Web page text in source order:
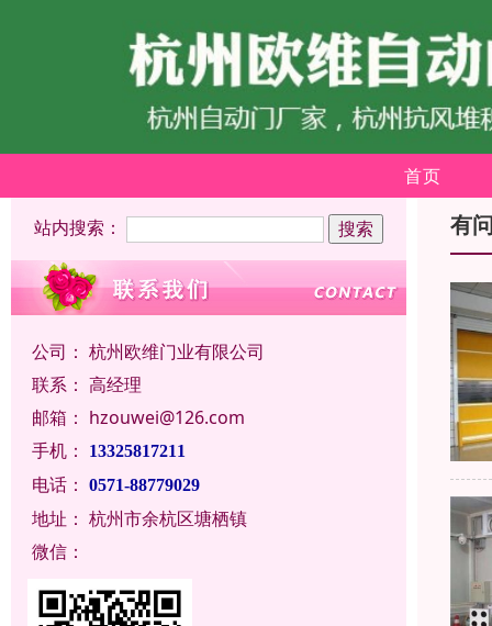
首页
站内搜索：
公司： 杭州欧维门业有限公司
联系： 高经理
邮箱： hzouwei@126.com
手机：
13325817211
电话： 0571-88779029
地址： 杭州市余杭区塘栖镇
微信：
有